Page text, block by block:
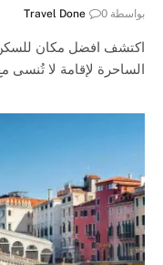
بواسطة Travel Done 0
اكتشف افضل مكان
الساحرة لإقامة لا تُنسى